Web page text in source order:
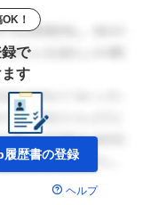
！
で
す
履歴書の登録
ヘルプ